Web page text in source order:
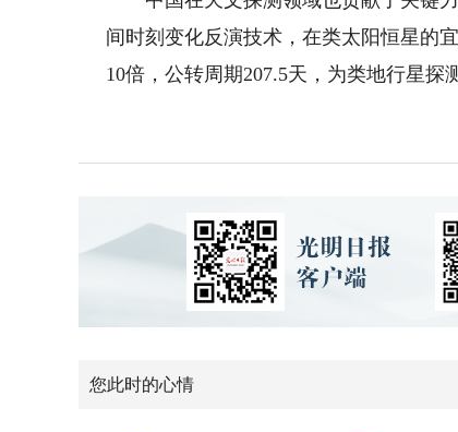
间时刻变化反演技术，在类太阳恒星的
10倍，公转周期207.5天，为类地行星探
您此时的心情